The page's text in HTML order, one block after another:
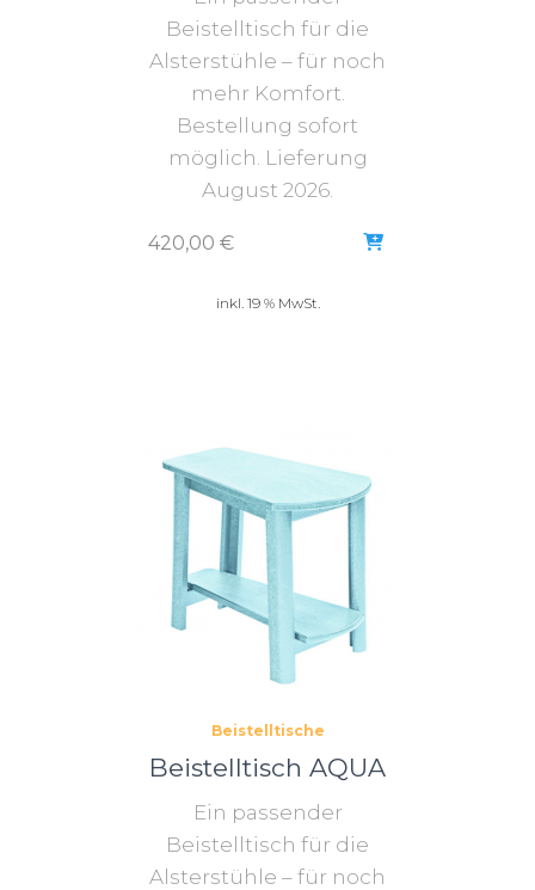
Beistelltisch für die
Alsterstühle – für noch
mehr Komfort.
Bestellung sofort
möglich. Lieferung
August 2026.
420,00 €
inkl. 19 % MwSt.
Beistelltische
Beistelltisch AQUA
Ein passender
Beistelltisch für die
Alsterstühle – für noch